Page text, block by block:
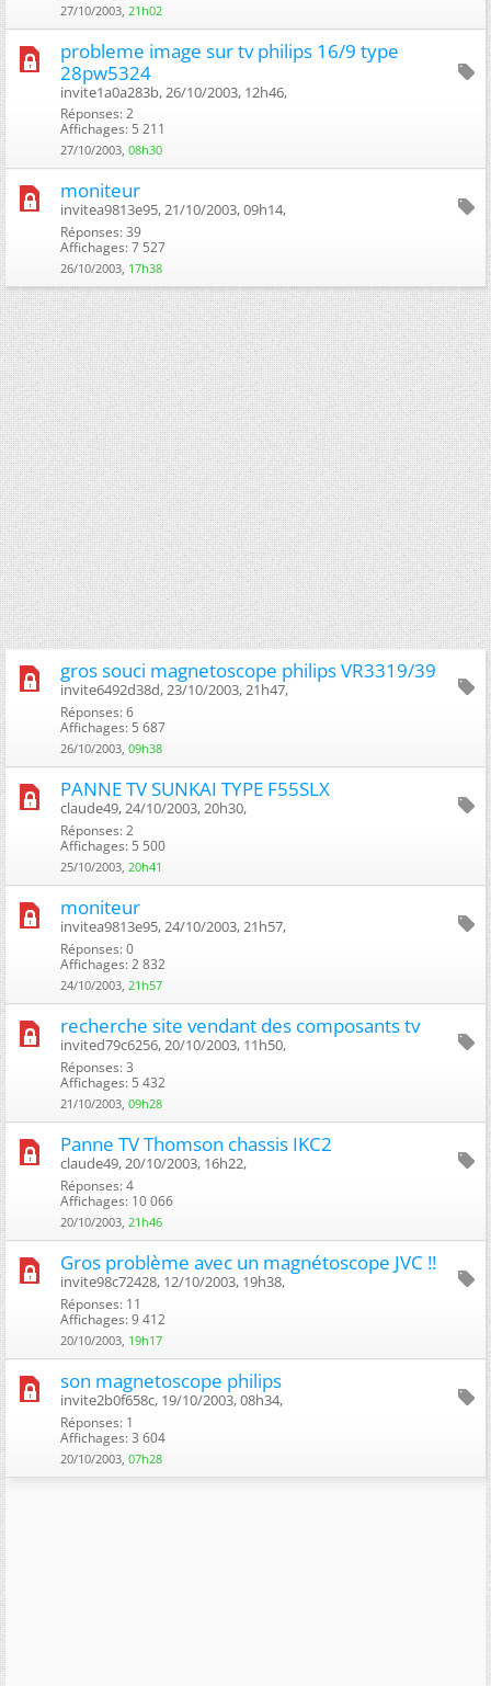
27/10/2003, 21h02
probleme image sur tv philips 16/9 type
28pw5324
invite1a0a283b, 26/10/2003, 12h46, ‎
Réponses: 2
Affichages: 5 211
27/10/2003, 08h30
moniteur
invitea9813e95, 21/10/2003, 09h14, ‎
Réponses: 39
Affichages: 7 527
26/10/2003, 17h38
gros souci magnetoscope philips VR3319/39
invite6492d38d, 23/10/2003, 21h47, ‎
Réponses: 6
Affichages: 5 687
26/10/2003, 09h38
PANNE TV SUNKAI TYPE F55SLX
claude49, 24/10/2003, 20h30, ‎
Réponses: 2
Affichages: 5 500
25/10/2003, 20h41
moniteur
invitea9813e95, 24/10/2003, 21h57, ‎
Réponses: 0
Affichages: 2 832
24/10/2003, 21h57
recherche site vendant des composants tv
invited79c6256, 20/10/2003, 11h50, ‎
Réponses: 3
Affichages: 5 432
21/10/2003, 09h28
Panne TV Thomson chassis IKC2
claude49, 20/10/2003, 16h22, ‎
Réponses: 4
Affichages: 10 066
20/10/2003, 21h46
Gros problème avec un magnétoscope JVC !!
invite98c72428, 12/10/2003, 19h38, ‎
Réponses: 11
Affichages: 9 412
20/10/2003, 19h17
son magnetoscope philips
invite2b0f658c, 19/10/2003, 08h34, ‎
Réponses: 1
Affichages: 3 604
20/10/2003, 07h28